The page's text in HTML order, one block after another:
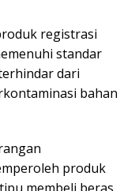
registrasi
standar
dari
bahan
produk